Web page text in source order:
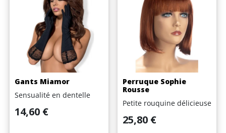
Gants Miamor
Sensualité en dentelle
Prix
14,60 €
Perruque Sophie
Rousse
Petite rouquine délicieuse
Prix
25,80 €